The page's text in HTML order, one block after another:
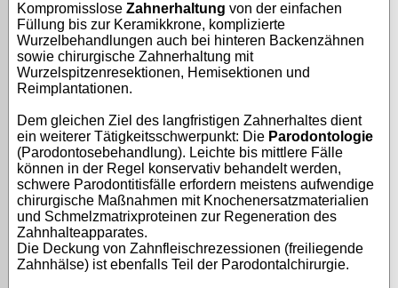
Kompromisslose Zahnerhaltung von der einfachen
Füllung bis zur Keramikkrone, komplizierte
Wurzelbehandlungen auch bei hinteren Backenzähnen
sowie chirurgische Zahnerhaltung mit
Wurzelspitzenresektionen, Hemisektionen und
Reimplantationen.
Dem gleichen Ziel des langfristigen Zahnerhaltes dient
ein weiterer Tätigkeitsschwerpunkt: Die Parodontologie
(Parodontosebehandlung). Leichte bis mittlere Fälle
können in der Regel konservativ behandelt werden,
schwere Parodontitisfälle erfordern meistens aufwendige
chirurgische Maßnahmen mit Knochenersatzmaterialien
und Schmelzmatrixproteinen zur Regeneration des
Zahnhalteapparates.
Die Deckung von Zahnfleischrezessionen (freiliegende
Zahnhälse) ist ebenfalls Teil der Parodontalchirurgie.